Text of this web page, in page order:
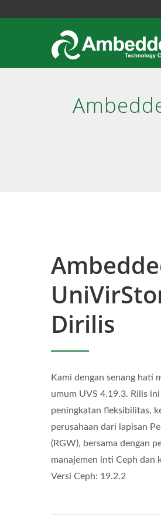
Dirilis
Kami dengan senang hati
umum UVS 4.19.3. Rilis
peningkatan fleksibilitas,
perusahaan dari lapisan
(RGW), bersama dengan
manajemen inti Ceph dan
Versi Ceph: 19.2.2